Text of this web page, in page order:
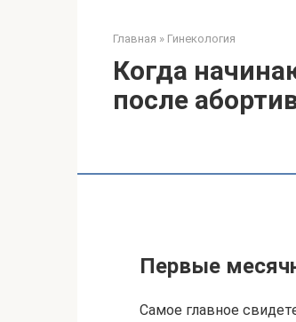
Главная » Гинекология
Когда
после
Первые
Самое главное